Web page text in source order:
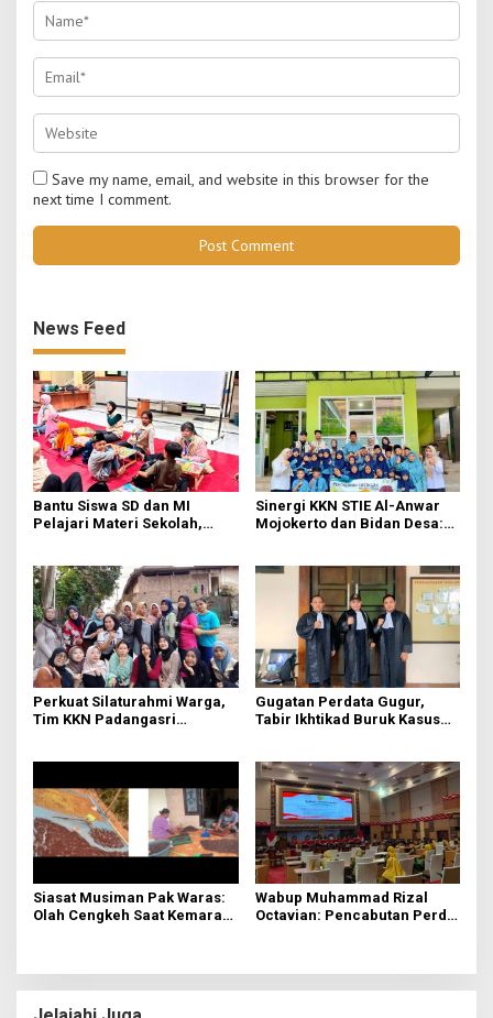
Save my name, email, and website in this browser for the
next time I comment.
News Feed
Bantu Siswa SD dan MI
Pelajari Materi Sekolah,
Jatirejo
Sinergi KKN STIE Al-Anwar
Mojokerto dan Bidan Desa:
Kampanyekan Hidup Bersih
di Desa Mojogeneng
Perkuat Silaturahmi Warga,
Tim KKN Padangasri
Gugatan Perdata Gugur,
Tabir Ikhtikad Buruk Kasus
Siasat Musiman Pak Waras:
Olah Cengkeh Saat Kemarau,
Wabup Muhammad Rizal
Octavian: Pencabutan Perda